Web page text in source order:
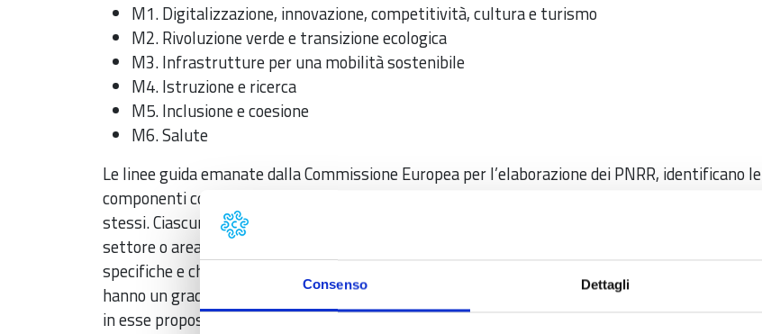
Consenso Dettagli
M1. Digitalizzazione, innovazione, competitività, cultura e turismo
M2. Rivoluzione verde e transizione ecologica
M3. Infrastrutture per una mobilità sostenibile
M4. Istruzione e ricerca
M5. Inclusione e coesione
M6. Salute
Le linee guida emanate dalla Commissione Europea per l’elaborazione dei PNRR, identificano le
componenti come gli ambiti in cui aggregare progetti di investimento e riforma dei piani
stessi. Ciascuna componente riflette riforme e priorità di investimento in un determinato
settore o area di intervento, ovvero attività e temi correlati, finalizzati ad affrontare sfide
specifiche e che formino un pacchetto coerente di misure complementari. Le componenti
hanno un grado di dettaglio sufficiente ad evidenziare le interconnessioni tra le diverse misure
in esse proposte.